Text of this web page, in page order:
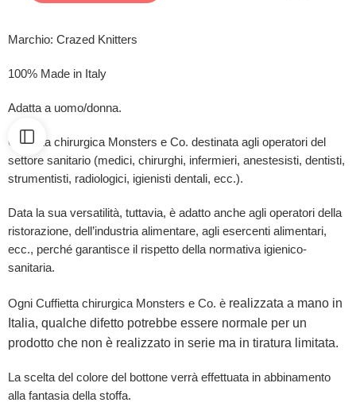
Marchio: Crazed Knitters
100% Made in Italy
Adatta a uomo/donna.
Cuffietta chirurgica Monsters e Co. destinata agli operatori del
settore sanitario (medici, chirurghi, infermieri, anestesisti, dentisti,
strumentisti, radiologici, igienisti dentali, ecc.).
Data la sua versatilità, tuttavia, è adatto anche agli operatori della
ristorazione, dell’industria alimentare, agli esercenti alimentari,
ecc., perché garantisce il rispetto della normativa igienico-
sanitaria.
Ogni Cuffietta chirurgica Monsters e Co. è realizzata a mano in
Italia, qualche difetto potrebbe essere normale per un
prodotto che non è realizzato in serie ma in tiratura limitata.
La scelta del colore del bottone verrà effettuata in abbinamento
alla fantasia della stoffa.